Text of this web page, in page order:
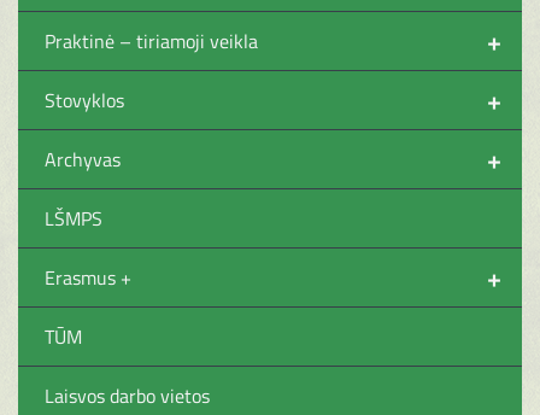
+
Praktinė – tiriamoji veikla
+
Stovyklos
+
Archyvas
LŠMPS
+
Erasmus +
TŪM
Laisvos darbo vietos